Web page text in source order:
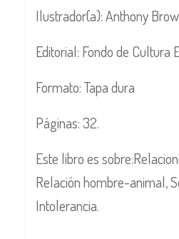
Ilustrador(a): Anthony
Editorial: Fondo de Cultura
Formato: Tapa dura
Páginas: 32.
Este libro es
Relación hombre-animal,
Intolerancia.